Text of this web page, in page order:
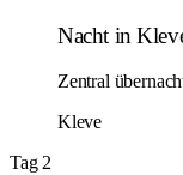
Nacht in
Zentral
Kleve
Tag 2